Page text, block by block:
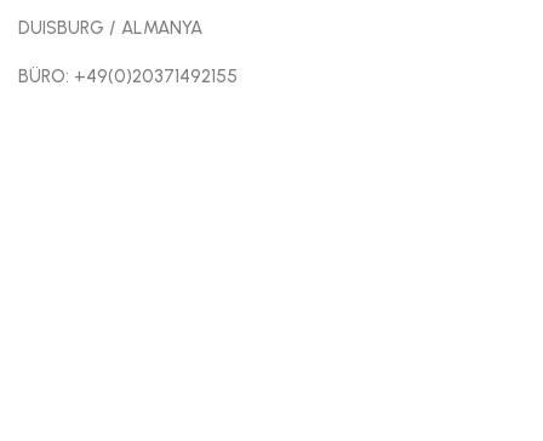
DUISBURG / ALMANYA
BÜRO: +49(0)20371492155